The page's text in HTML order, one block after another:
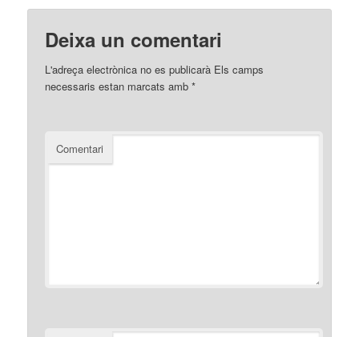
Deixa un comentari
L'adreça electrònica no es publicarà Els camps
necessaris estan marcats amb*
Comentari